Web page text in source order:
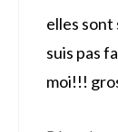
elles sont
suis pas
moi!!!